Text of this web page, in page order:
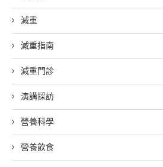
減重
減重指南
減重門診
演講採訪
營養科學
營養飲食